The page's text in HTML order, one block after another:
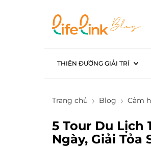
THIÊN ĐƯỜNG GIẢI TRÍ
Trang chủ Blog Cảm
5 Tour Du Lịch
Ngày, Giải Tỏa